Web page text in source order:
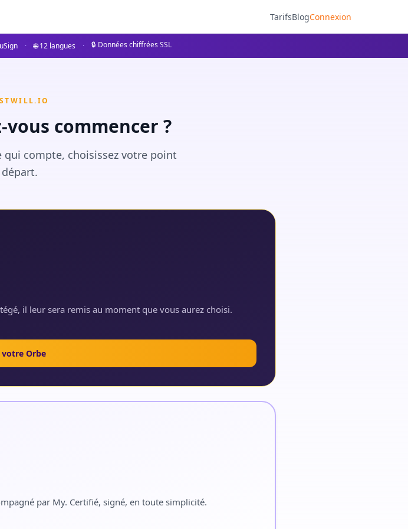
TarifsBlogConnexion
· 🌐 12 langues · 🔒 Données chiffrées SSL
commencer ?
compte, choisissez votre point
il leur sera remis au moment que vous aurez choisi.
votre Orbe
par My. Certifié, signé, en toute simplicité.